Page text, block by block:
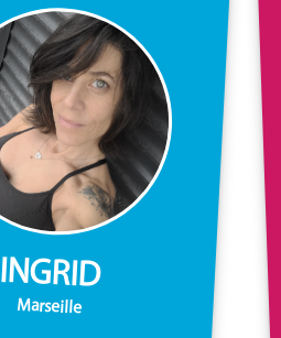
INGRID
Marseille